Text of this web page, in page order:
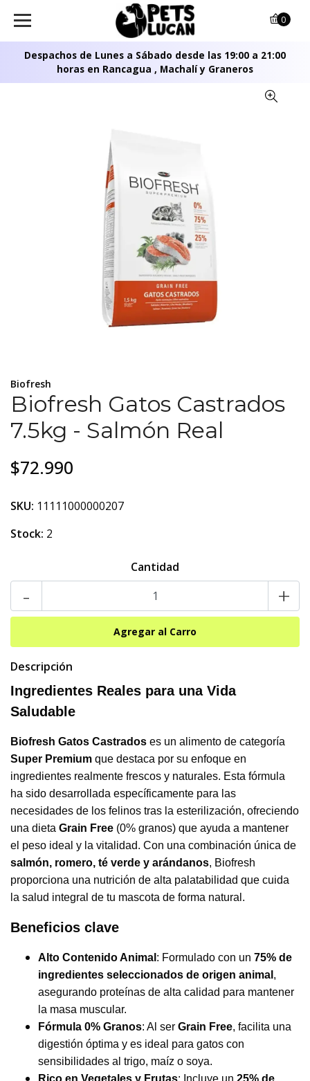
Despachos de Lunes a Sábado desde las 19:00 a 21:00
horas en Rancagua , Machalí y Graneros
0
Biofresh
Biofresh Gatos Castrados
7.5kg - Salmón Real
$72.990
SKU: 11111000000207
Stock: 2
Cantidad
- +
Descripción
Ingredientes Reales para una Vida
Saludable
Biofresh Gatos Castrados es un alimento de categoría
Super Premium que destaca por su enfoque en
ingredientes realmente frescos y naturales. Esta fórmula
ha sido desarrollada específicamente para las
necesidades de los felinos tras la esterilización, ofreciendo
una dieta Grain Free (0% granos) que ayuda a mantener
el peso ideal y la vitalidad. Con una combinación única de
salmón, romero, té verde y arándanos, Biofresh
proporciona una nutrición de alta palatabilidad que cuida
la salud integral de tu mascota de forma natural.
Beneficios clave
Alto Contenido Animal : Formulado con un 75% de
ingredientes seleccionados de origen animal ,
asegurando proteínas de alta calidad para mantener
la masa muscular.
Fórmula 0% Granos: Al ser Grain Free, facilita una
digestión óptima y es ideal para gatos con
sensibilidades al trigo, maíz o soya.
Rico en Vegetales y Frutas: Incluye un 25% de